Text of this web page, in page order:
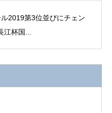
2019第3位並びにチェン
杯国...